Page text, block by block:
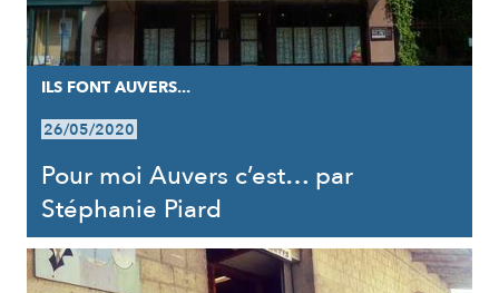
ILS FONT AUVERS...
26/05/2020
Pour moi Auvers c’est… par
Stéphanie Piard